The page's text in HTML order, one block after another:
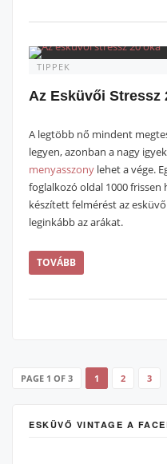
TIPPEK
Az Esküvői Stressz
A legtöbb nő mindent
legyen, azonban a nagy
menyasszony lehet a vége.
foglalkozó oldal 1000
készített felmérést az
leginkább az arákat.
TOVÁBB
PAGE 1 OF 3 1 2 3
ESKÜVŐ VINTAGE A